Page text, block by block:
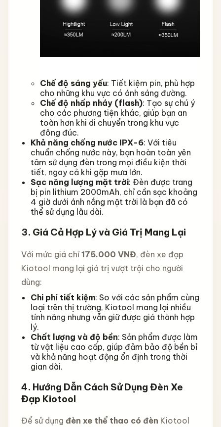
Chế độ sáng yếu: Tiết kiệm pin, phù hợp
cho những khu vực có ánh sáng đường.
Chế độ nhấp nháy (flash): Tạo sự chú ý
cho các phương tiện khác, giúp bạn an
toàn hơn khi di chuyển trong khu vực
đông đúc.
Khả năng chống nước IPX-6: Với tiêu
chuẩn chống nước này, bạn hoàn toàn yên
tâm sử dụng đèn trong mọi điều kiện thời
tiết, ngay cả khi gặp mưa lớn.
Sạc năng lượng mặt trời: Đèn được trang
bị pin lithium 2000mAh, chỉ cần sạc khoảng
4 giờ dưới ánh nắng mặt trời là bạn đã có
thể sử dụng lâu dài.
3. Giá Cả Hợp Lý và Giá Trị Mang Lại
Với mức giá chỉ 175.000 VNĐ, đèn xe đạp
Kiotool mang lại giá trị vượt trội cho người
dùng:
Chi phí tiết kiệm: So với các sản phẩm cùng
loại trên thị trường, Kiotool mang lại nhiều
tính năng nhưng vẫn giữ được giá thành hợp
lý.
Chất lượng và độ bền: Sản phẩm được làm
từ vật liệu cao cấp, giúp đảm bảo độ bền bỉ
và khả năng hoạt động ổn định trong thời
gian dài.
4. Hướng Dẫn Cách Sử Dụng Đèn Xe
Đạp Kiotool
Để sử dụng đèn xe thể thao có đèn Kiotool